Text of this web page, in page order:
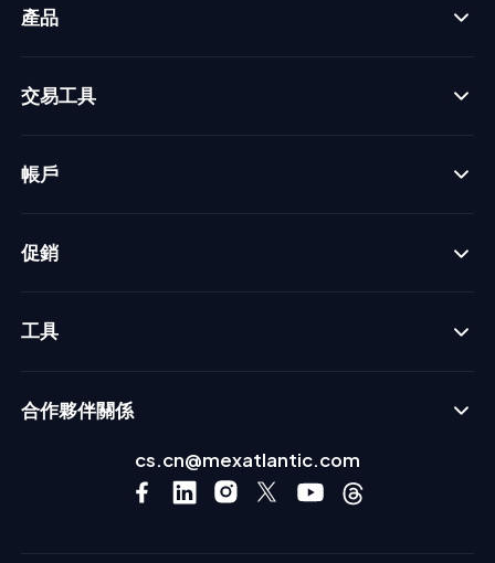
產品
交易工具
帳戶
促銷
工具
合作夥伴關係
cs.cn@mexatlantic.com